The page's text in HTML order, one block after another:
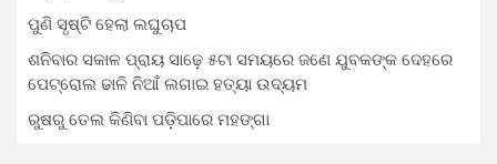
ପୁଣି ସୃଷ୍ଟି ହେଲା ଲଘୁଚାପ
ଶନିବାର ସକାଳ ପ୍ରାୟ ସାଢ଼େ ୫ଟା ସମୟରେ ଜଣେ ଯୁବକଙ୍କ ଦେହରେ
ପେଟ୍ରୋଲ ଢାଳି ନିଆଁ ଲଗାଇ ହତ୍ୟା ଉଦ୍ୟମ
ରୁଷରୁ ତେଲ କିଣିବା ପଡ଼ିପାରେ ମହଙ୍ଗା